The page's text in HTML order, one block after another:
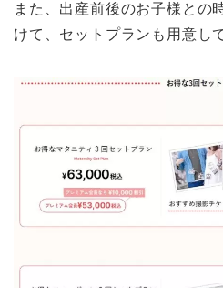
また、出産前後のお子様との
けて、セットプランも用意し